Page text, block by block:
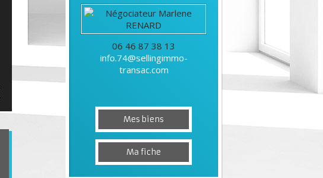
06 46 87 38 13
info.74@sellingimmo-
transac.com
Mes biens
Ma fiche